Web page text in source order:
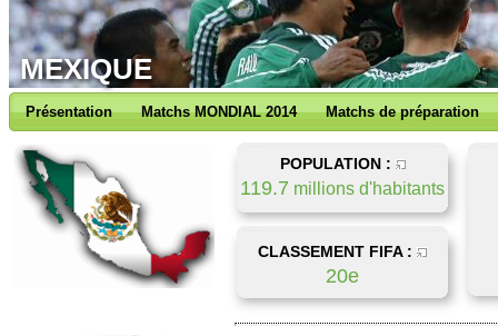
MEXIQUE
Présentation Matchs MONDIAL 2014 Matchs de préparation
POPULATION :
119.7 millions d'habitants
CLASSEMENT FIFA :
20e